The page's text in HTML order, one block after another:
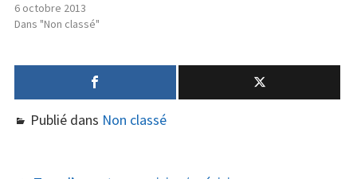
6 octobre 2013
Dans "Non classé"
Publié dans Non classé